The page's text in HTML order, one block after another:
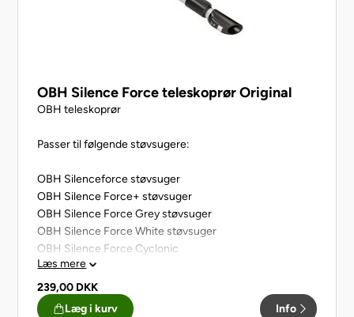
OBH Silence Force teleskoprør Original
OBH teleskoprør
Passer til følgende støvsugere:
OBH Silenceforce støvsuger
OBH Silence Force+ støvsuger
OBH Silence Force Grey støvsuger
OBH Silence Force White støvsuger
OBH Silence Force Cyclonic
OBH Silence Force Multi Cyclonic
OBH Silence Force Multi Cyclonic EXTREME
Læs mere
239,00 DKK
Læg i kurv
Info